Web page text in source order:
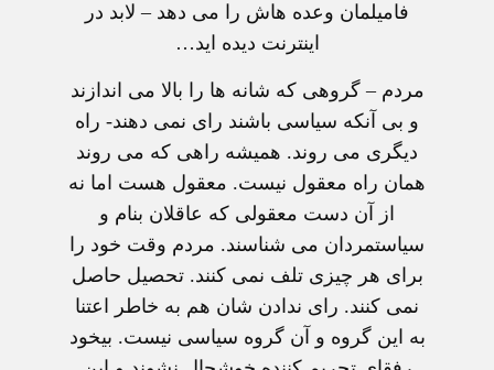
فاميلمان وعده هاش را می دهد – لابد در
اينترنت ديده ايد…
مردم – گروهی که شانه ها را بالا می اندازند
و بی آنکه سياسی باشند رای نمی دهند- راه
ديگری می روند. هميشه راهی که می روند
همان راه معقول نيست. معقول هست اما نه
از آن دست معقولی که عاقلان بنام و
سياستمردان می شناسند. مردم وقت خود را
برای هر چيزی تلف نمی کنند. تحصيل حاصل
نمی کنند. رای ندادن شان هم به خاطر اعتنا
به اين گروه و آن گروه سياسی نيست. بیخود